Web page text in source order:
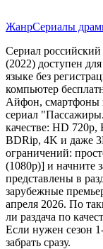
ЖанрСериалы
Сериал
(2022) доступен
языке без
компьютер
Айфон, смартфоны
сериал
качестве: HD
BDRip, 4K и даже
ограничений:
(1080p)] и начните
представлены в
зарубежные
апреля 2026. По
ли раздача по
Если нужен сезон
забрать сразу.